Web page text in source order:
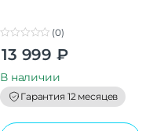
t
o
f
5
(0)
13 999 ₽
В наличии
Гарантия 12 месяцев